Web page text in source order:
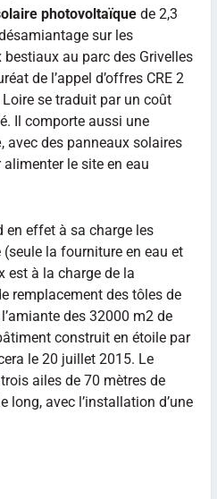
photovoltaïquede 2,3
sur les
au parc des Grivelles
de l’appel d’offres CRE 2
se traduit par un coût
Il comporte aussi une
, avec des panneaux solaires
le site en eau
en effet à sa charge les
la fourniture en eau et
est à la charge de la
remplacement des tôles de
des 32000 m2 de
construit en étoile par
le 20 juillet 2015. Le
ailes de 70 mètres de
long, avec l’installation d’une